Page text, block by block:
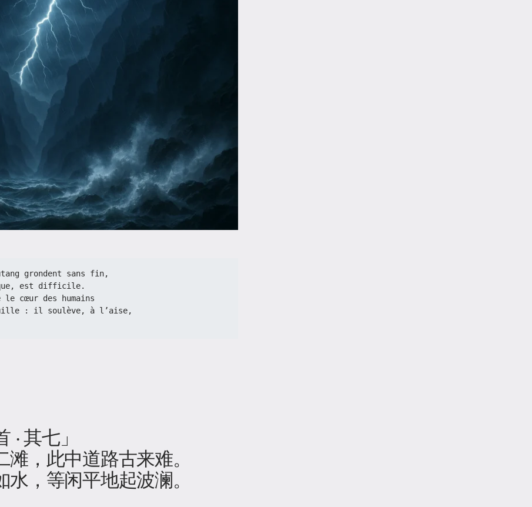
grondent sans fin,
est difficile.
le cœur des humains
: il soulève, à l’aise,
· 其七」
，此中道路古来难。
，等闲平地起波澜。